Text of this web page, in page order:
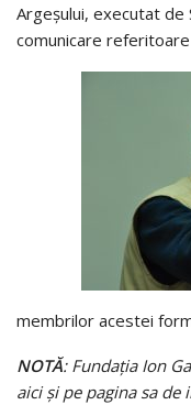
Argeșului, executat de
comunicare
membrilor acestei
NOTĂ: Fundația Ion
aici și pe pagina sa